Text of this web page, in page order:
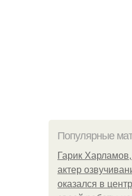
Популярные
Гарик
актер
оказался в